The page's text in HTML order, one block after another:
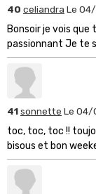
40 celiandra Le
Bonsoir je vois
passionnant Je te
41sonnette Le 04/
toc, toc, toc !!
bisous et bon